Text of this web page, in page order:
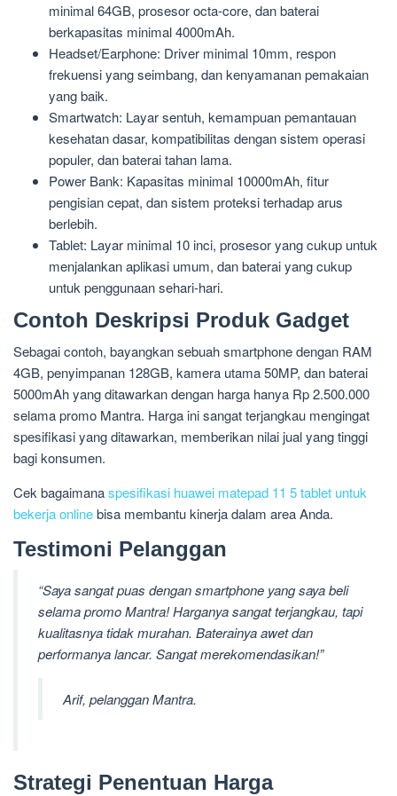
minimal 64GB, prosesor octa-core, dan baterai
berkapasitas minimal 4000mAh.
Headset/Earphone: Driver minimal 10mm, respon
frekuensi yang seimbang, dan kenyamanan pemakaian
yang baik.
Smartwatch: Layar sentuh, kemampuan pemantauan
kesehatan dasar, kompatibilitas dengan sistem operasi
populer, dan baterai tahan lama.
Power Bank: Kapasitas minimal 10000mAh, fitur
pengisian cepat, dan sistem proteksi terhadap arus
berlebih.
Tablet: Layar minimal 10 inci, prosesor yang cukup untuk
menjalankan aplikasi umum, dan baterai yang cukup
untuk penggunaan sehari-hari.
Contoh Deskripsi Produk Gadget
Sebagai contoh, bayangkan sebuah smartphone dengan RAM
4GB, penyimpanan 128GB, kamera utama 50MP, dan baterai
5000mAh yang ditawarkan dengan harga hanya Rp 2.500.000
selama promo Mantra. Harga ini sangat terjangkau mengingat
spesifikasi yang ditawarkan, memberikan nilai jual yang tinggi
bagi konsumen.
Cek bagaimanaspesifikasi huawei matepad 11 5 tablet untuk
bekerja onlinebisa membantu kinerja dalam area Anda.
Testimoni Pelanggan
“Saya sangat puas dengan smartphone yang saya beli
selama promo Mantra! Harganya sangat terjangkau, tapi
kualitasnya tidak murahan. Baterainya awet dan
performanya lancar. Sangat merekomendasikan!”
Arif, pelanggan Mantra.
Strategi Penentuan Harga